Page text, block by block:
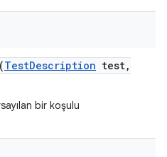
(TestDescription test,
bir koşulu